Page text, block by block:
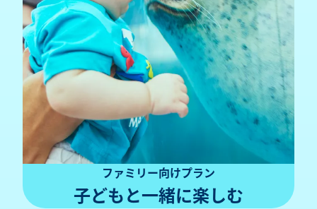
ファミリー向けプラン
子どもと一緒に楽しむ